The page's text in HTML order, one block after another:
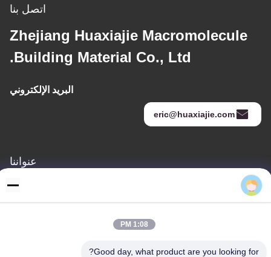
اتصل بنا
Zhejiang Huaxiajie Macromolecule
Building Material Co., Ltd.
البريد الإلكتروني
eric@huaxiajie.com
عنواننا
عنوان
رفض 355 Zhiyuan طريق, Wukang مدينة, Deqing إقليم, جيجيانغ
1:08 PM
Good day, what product are you looking for?